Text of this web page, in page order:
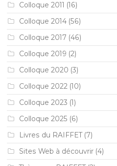
Colloque 2011 (16)
Colloque 2014 (56)
Colloque 2017 (46)
Colloque 2019 (2)
Colloque 2020 (3)
Colloque 2022 (10)
Colloque 2023 (1)
Colloque 2025 (6)
Livres du RAIFFET(7)
Sites Web à découvrir (4)